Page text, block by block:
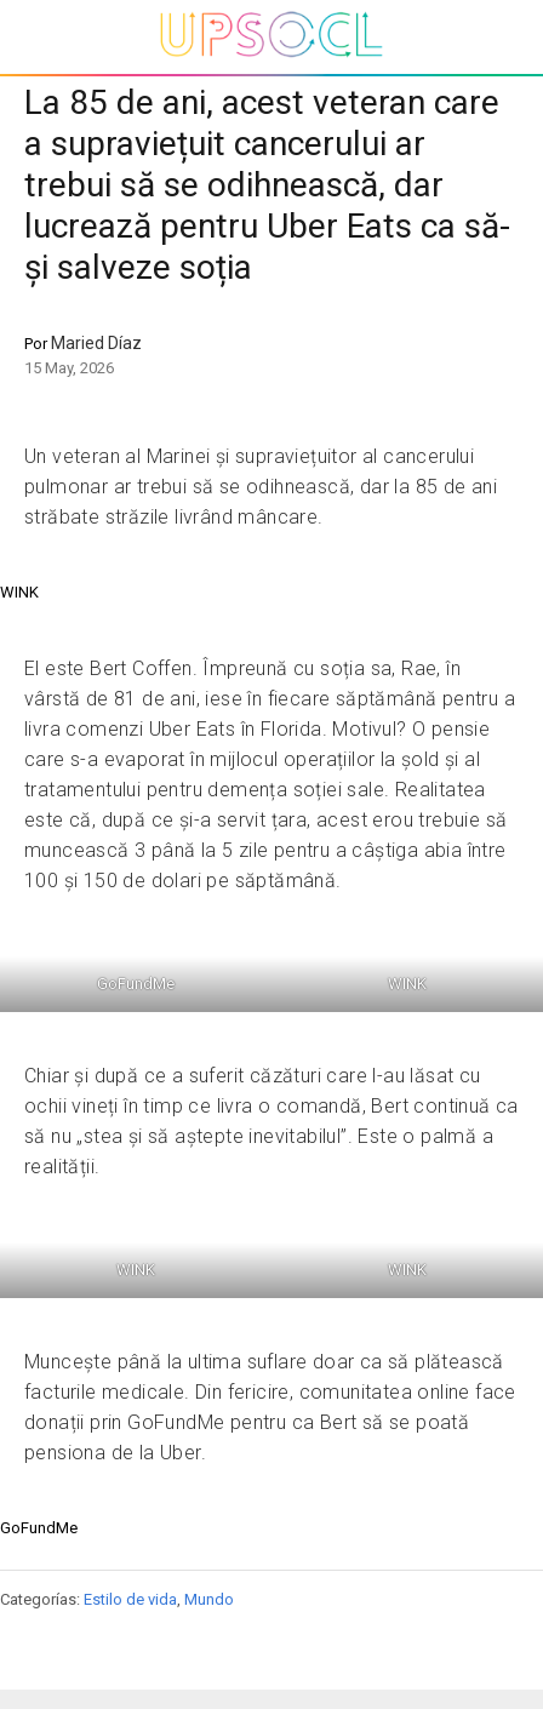
La 85 de ani, acest veteran care
a supraviețuit cancerului ar
trebui să se odihnească, dar
lucrează pentru Uber Eats ca să-
și salveze soția
Por Maried Díaz
15 May, 2026
Un veteran al Marinei și supraviețuitor al cancerului
pulmonar ar trebui să se odihnească, dar la 85 de ani
străbate străzile livrând mâncare.
WINK
El este Bert Coffen. Împreună cu soția sa, Rae, în
vârstă de 81 de ani, iese în fiecare săptămână pentru a
livra comenzi Uber Eats în Florida. Motivul? O pensie
care s-a evaporat în mijlocul operațiilor la șold și al
tratamentului pentru demența soției sale. Realitatea
este că, după ce și-a servit țara, acest erou trebuie să
muncească 3 până la 5 zile pentru a câștiga abia între
100 și 150 de dolari pe săptămână.
GoFundMe WINK
Chiar și după ce a suferit căzături care l-au lăsat cu
ochii vineți în timp ce livra o comandă, Bert continuă ca
să nu „stea și să aștepte inevitabilul”. Este o palmă a
realității.
WINK WINK
Muncește până la ultima suflare doar ca să plătească
facturile medicale. Din fericire, comunitatea online face
donații prin GoFundMe pentru ca Bert să se poată
pensiona de la Uber.
GoFundMe
Categorías: Estilo de vida Mundo